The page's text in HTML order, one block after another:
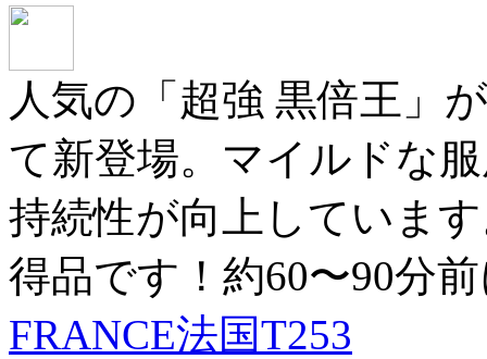
人気の「超強 黒倍王」
て新登場。マイルドな
持続性が向上していま
得品です！約60〜90分
FRANCE法国T253